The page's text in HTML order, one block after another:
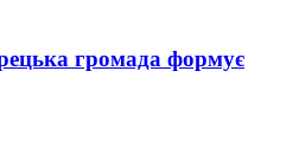
громада формує